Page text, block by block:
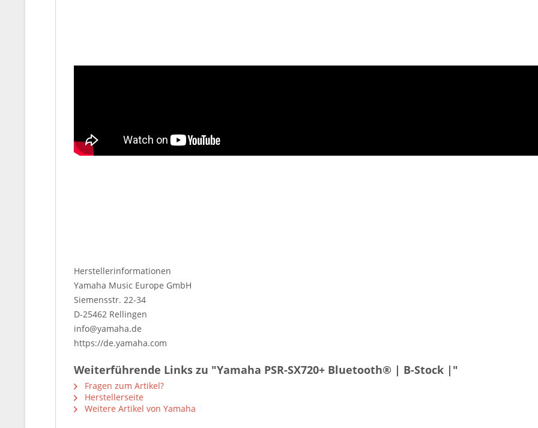
Herstellerinformationen
Yamaha Music Europe GmbH
Siemensstr. 22-34
D-25462 Rellingen
info@yamaha.de
https://de.yamaha.com
Weiterführende Links zu "Yamaha PSR-SX720+ Bluetooth® | B-Stock |"
Fragen zum Artikel?
Herstellerseite
Weitere Artikel von Yamaha